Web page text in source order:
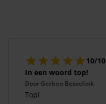
10/10
In een woord top!
Door Gerben Besselink
Top!